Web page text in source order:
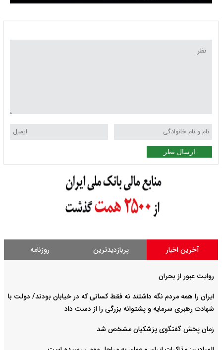
ارسال نظر
آخرین اخبار پربازدیدترین روزنامه
روایت عبور از بحران
ایران را همه مردم نگه داشتند نه فقط کسانی که در خیابان بودند/ دولت با
شهادت رهبری سرمایه و پشتوانه بزرگی را از دست داد
زمان پخش گفتگوی پزشکیان مشخص شد